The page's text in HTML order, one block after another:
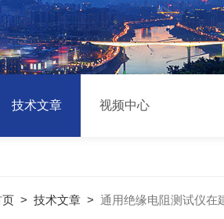
技术文章 视频中心
页> 技术文章> 通用绝缘电阻测试仪在